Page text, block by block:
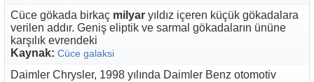
Cüce gökada birkaç milyar yıldız içeren küçük gökadalara
verilen addır. Geniş eliptik ve sarmal gökadaların ününe
karşılık evrendeki
Kaynak: Cüce galaksi
Daimler Chrysler, 1998 yılında Daimler Benz otomotiv